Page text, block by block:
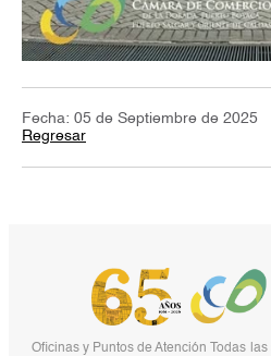
Fecha: 05 de Septiembre de 2025
Regresar
Oficinas y Puntos de Atención Todas